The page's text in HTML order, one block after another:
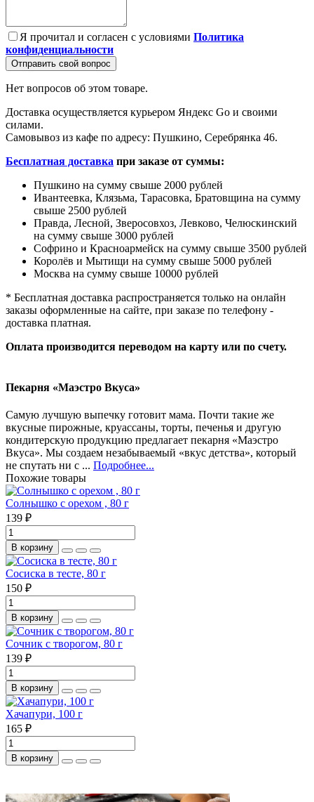
Я прочитал и согласен с условиями Политика
конфиденциальности
Отправить свой вопрос
Нет вопросов об этом товаре.
Доставка осуществляется курьером Яндекс Go и своими
силами.
Самовывоз из кафе по адресу: Пушкино, Серебрянка 46.
Бесплатная доставка при заказе от суммы:
Пушкино на сумму свыше 2000 рублей
Ивантеевка, Клязьма, Тарасовка, Братовщина на сумму
свыше 2500 рублей
Правда, Лесной, Зверосовхоз, Левково, Челюскинский
на сумму свыше 3000 рублей
Софрино и Красноармейск на сумму свыше 3500 рублей
Королёв и Мытищи на сумму свыше 5000 рублей
Москва на сумму свыше 10000 рублей
* Бесплатная доставка распространяется только на онлайн
заказы оформленные на сайте, при заказе по телефону -
доставка платная.
Оплата производится переводом на карту или по счету.
Пекарня «Маэстро Вкуса»
Самую лучшую выпечку готовит мама. Почти такие же
вкусные пирожные, круассаны, торты, печенья и другую
кондитерскую продукцию предлагает пекарня «Маэстро
Вкуса». Мы создаем незабываемый «вкус детства», который
не спутать ни с ... Подробнее...
Похожие товары
Солнышко с орехом , 80 г
139 ₽
В корзину
Сосиска в тесте, 80 г
150 ₽
В корзину
Сочник с творогом, 80 г
139 ₽
В корзину
Хачапури, 100 г
165 ₽
В корзину